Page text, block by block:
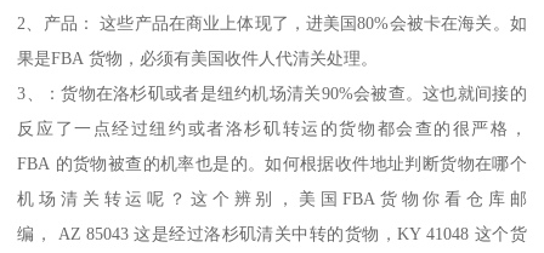
2、产品： 这些产品在商业上体现了，进美国80%会被卡在海关。如
果是FBA 货物，必须有美国收件人代清关处理。
3、：货物在洛杉矶或者是纽约机场清关90%会被查。这也就间接的
反应了一点经过纽约或者洛杉矶转运的货物都会查的很严格，
FBA 的货物被查的机率也是的。如何根据收件地址判断货物在哪个
机场清关转运呢？这个辨别，美国FBA货物你看仓库邮
编， AZ 85043 这是经过洛杉矶清关中转的货物，KY 41048 这个货